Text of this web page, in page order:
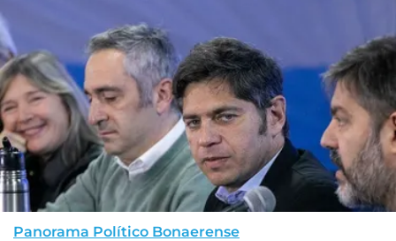
Panorama Político Bonaerense